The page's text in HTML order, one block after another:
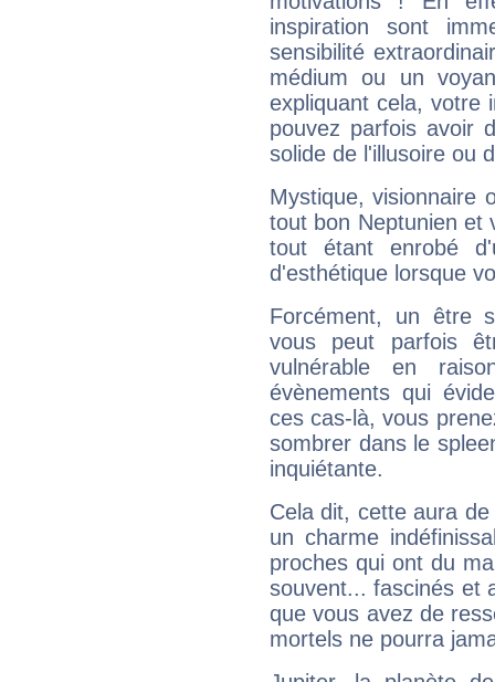
inspiration sont
sensibilité
médium ou un
expliquant cela, votre
pouvez parfois avoir
solide de l'illusoire ou
Mystique, visionnaire
tout bon Neptunien et
tout étant enrobé
d'esthétique lorsque
Forcément, un être
vous peut parfois
vulnérable en
évènements qui
ces cas-là, vous
sombrer dans le
inquiétante.
Cela dit, cette aura
un charme
proches qui ont du
souvent... fascinés et
que vous avez de
mortels ne pourra